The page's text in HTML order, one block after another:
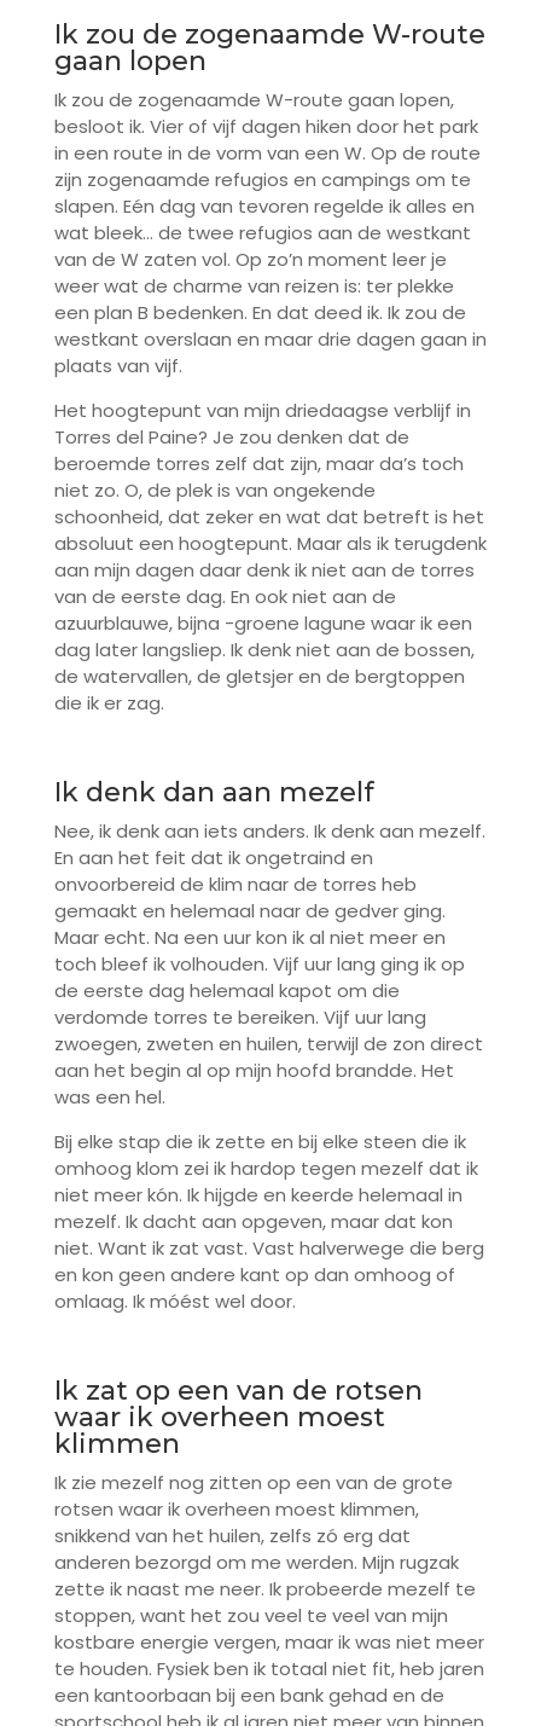
Ik zou de zogenaamde W-route
gaan lopen
Ik zou de zogenaamde W-route gaan lopen,
besloot ik. Vier of vijf dagen hiken door het park
in een route in de vorm van een W. Op de route
zijn zogenaamde refugios en campings om te
slapen. Eén dag van tevoren regelde ik alles en
wat bleek… de twee refugios aan de westkant
van de W zaten vol. Op zo’n moment leer je
weer wat de charme van reizen is: ter plekke
een plan B bedenken. En dat deed ik. Ik zou de
westkant overslaan en maar drie dagen gaan in
plaats van vijf.
Het hoogtepunt van mijn driedaagse verblijf in
Torres del Paine? Je zou denken dat de
beroemde torres zelf dat zijn, maar da’s toch
niet zo. O, de plek is van ongekende
schoonheid, dat zeker en wat dat betreft is het
absoluut een hoogtepunt. Maar als ik terugdenk
aan mijn dagen daar denk ik niet aan de torres
van de eerste dag. En ook niet aan de
azuurblauwe, bijna -groene lagune waar ik een
dag later langsliep. Ik denk niet aan de bossen,
de watervallen, de gletsjer en de bergtoppen
die ik er zag.
Ik denk dan aan mezelf
Nee, ik denk aan iets anders. Ik denk aan mezelf.
En aan het feit dat ik ongetraind en
onvoorbereid de klim naar de torres heb
gemaakt en helemaal naar de gedver ging.
Maar echt. Na een uur kon ik al niet meer en
toch bleef ik volhouden. Vijf uur lang ging ik op
de eerste dag helemaal kapot om die
verdomde torres te bereiken. Vijf uur lang
zwoegen, zweten en huilen, terwijl de zon direct
aan het begin al op mijn hoofd brandde. Het
was een hel.
Bij elke stap die ik zette en bij elke steen die ik
omhoog klom zei ik hardop tegen mezelf dat ik
niet meer kón. Ik hijgde en keerde helemaal in
mezelf. Ik dacht aan opgeven, maar dat kon
niet. Want ik zat vast. Vast halverwege die berg
en kon geen andere kant op dan omhoog of
omlaag. Ik móést wel door.
Ik zat op een van de rotsen
waar ik overheen moest
klimmen
Ik zie mezelf nog zitten op een van de grote
rotsen waar ik overheen moest klimmen,
snikkend van het huilen, zelfs zó erg dat
anderen bezorgd om me werden. Mijn rugzak
zette ik naast me neer. Ik probeerde mezelf te
stoppen, want het zou veel te veel van mijn
kostbare energie vergen, maar ik was niet meer
te houden. Fysiek ben ik totaal niet fit, heb jaren
een kantoorbaan bij een bank gehad en de